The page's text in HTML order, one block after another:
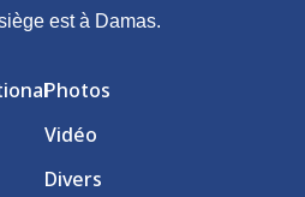
est à Damas.
Photos
Vidéo
Divers